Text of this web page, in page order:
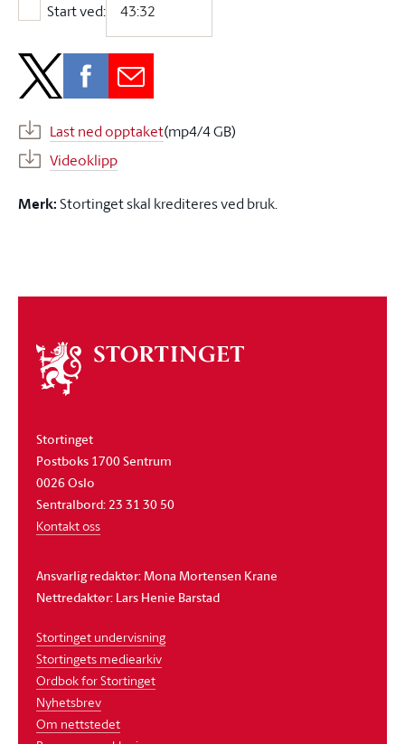
Start ved:
Start ved:
Last ned opptaket(mp4/4 GB)
Videoklipp
Merk:Stortinget skal krediteres ved bruk.
Om
stortinget
Stortinget
Postboks 1700 Sentrum
0026 Oslo
Sentralbord: 23 31 30 50
Kontakt oss
Ansvarlig redaktør: Mona Mortensen Krane
Nettredaktør: Lars Henie Barstad
Stortinget undervisning
Stortingets mediearkiv
Ordbok for Stortinget
Nyhetsbrev
Om nettstedet